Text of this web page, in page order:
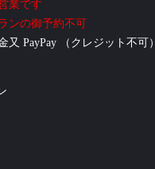
業です
ンの御予約不可
PayPay （クレジット不可）